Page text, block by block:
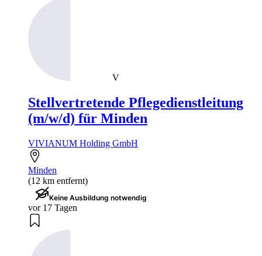
V
Stellvertretende Pflegedienstleitung
(m/w/d) für Minden
VIVIANUM Holding GmbH
Minden
(12 km entfernt)
Keine Ausbildung notwendig
vor 17 Tagen